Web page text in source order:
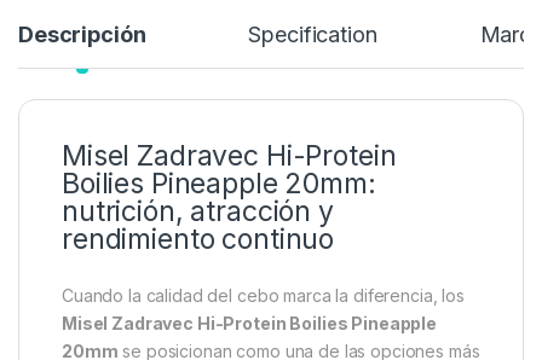
Descripción Specification